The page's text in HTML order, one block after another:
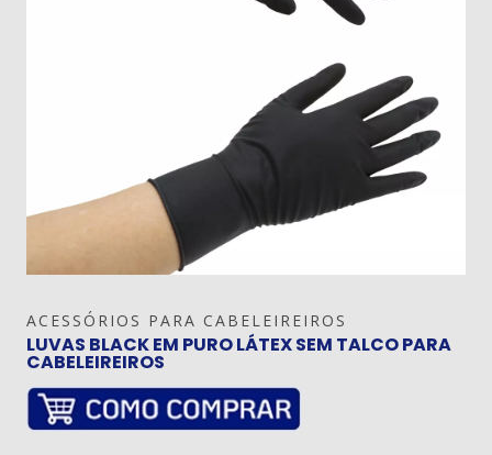
ACESSÓRIOS PARA CABELEIREIROS
LUVAS BLACK EM PURO LÁTEX SEM TALCO PARA
CABELEIREIROS